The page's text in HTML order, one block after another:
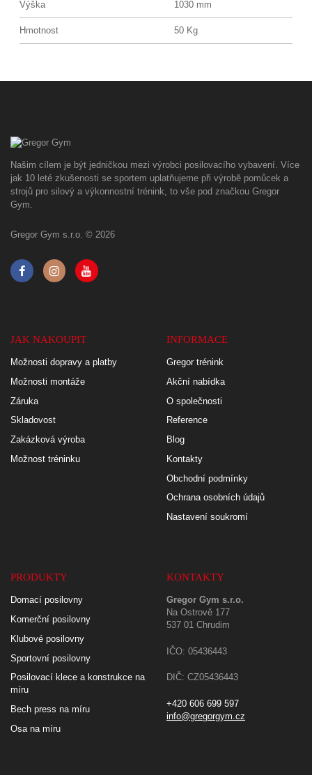
Výška 1030 mm
Hmotnost 50 Kg
Našim cílem je být jedničkou mezi výrobci posilovacího vybavení. Více
jak 10 leté zkušenosti se sportem uplatňujeme při výrobě pomůcek a
strojů pro silový a výkonnostní trénink, to vše pod značkou Gregor
Gym.
Gregor Gym s.r.o. © 2026
JAK NAKOUPIT
Možnosti dopravy a platby
Možnosti montáže
Záruka
Skladovost
Zakázková výroba
Možnost tréninku
INFORMACE
Gregor trénink
Akční nabídka
O společnosti
Reference
Blog
Kontakty
Obchodní podmínky
Ochrana osobních údajů
Nastavení soukromí
PRODUKTY
Domací posilovny
Komerční posilovny
Klubové posilovny
Sportovní posilovny
Posilovací klece a konstrukce na
míru
Bech press na míru
Osa na míru
KONTAKTY
Gregor Gym s.r.o.
Na Ostrově 177
537 01 Chrudim
IČO: 05436443
DIČ: CZ05436443
+420 606 699 597
info@gregorgym.cz